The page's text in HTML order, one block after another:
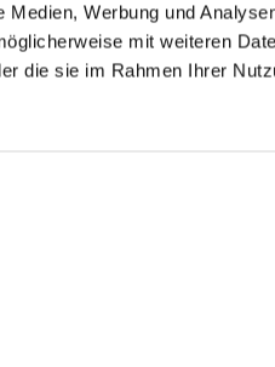
Werbung und
mit weiteren
die sie im Rahmen Ihrer